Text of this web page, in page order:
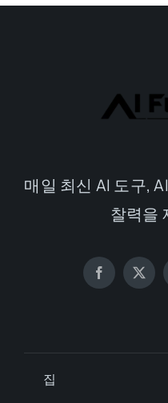
매일 최신 AI 도구,
찰력을
집